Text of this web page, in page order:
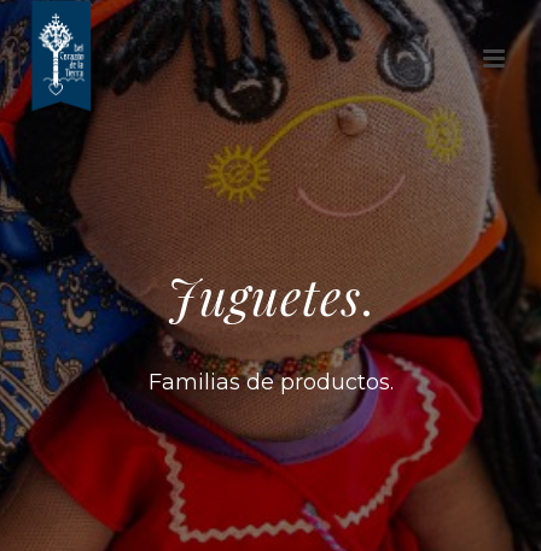
Juguetes.
Familias de productos.